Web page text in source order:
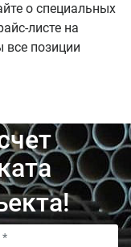
о специальных
листе на
все позиции